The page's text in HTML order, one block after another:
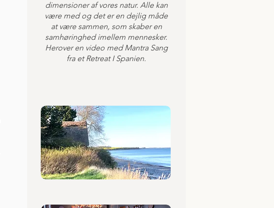
dimensioner af vores natur. Alle kan
være med og det er en dejlig måde
at være sammen, som skaber en
samhøringhed imellem mennesker.
Herover en video med Mantra Sang
fra et Retreat I Spanien.